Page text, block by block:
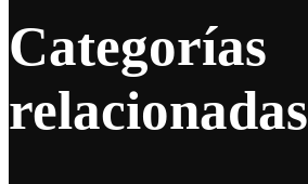
Categorías
relacionadas